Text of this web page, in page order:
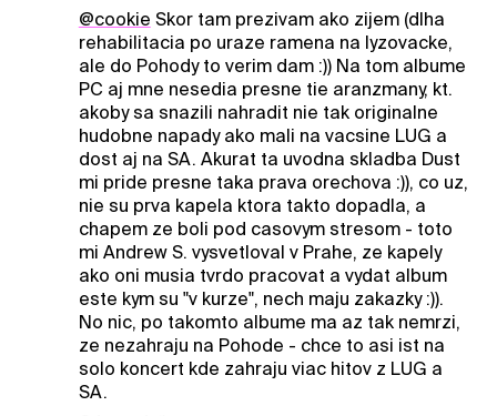
@cookie Skor tam prezivam ako zijem (dlha
rehabilitacia po uraze ramena na lyzovacke,
ale do Pohody to verim dam :)) Na tom albume
PC aj mne nesedia presne tie aranzmany, kt.
akoby sa snazili nahradit nie tak originalne
hudobne napady ako mali na vacsine LUG a
dost aj na SA. Akurat ta uvodna skladba Dust
mi pride presne taka prava orechova :)), co uz,
nie su prva kapela ktora takto dopadla, a
chapem ze boli pod casovym stresom - toto
mi Andrew S. vysvetloval v Prahe, ze kapely
ako oni musia tvrdo pracovat a vydat album
este kym su "v kurze", nech maju zakazky :)).
No nic, po takomto albume ma az tak nemrzi,
ze nezahraju na Pohode - chce to asi ist na
solo koncert kde zahraju viac hitov z LUG a
SA.